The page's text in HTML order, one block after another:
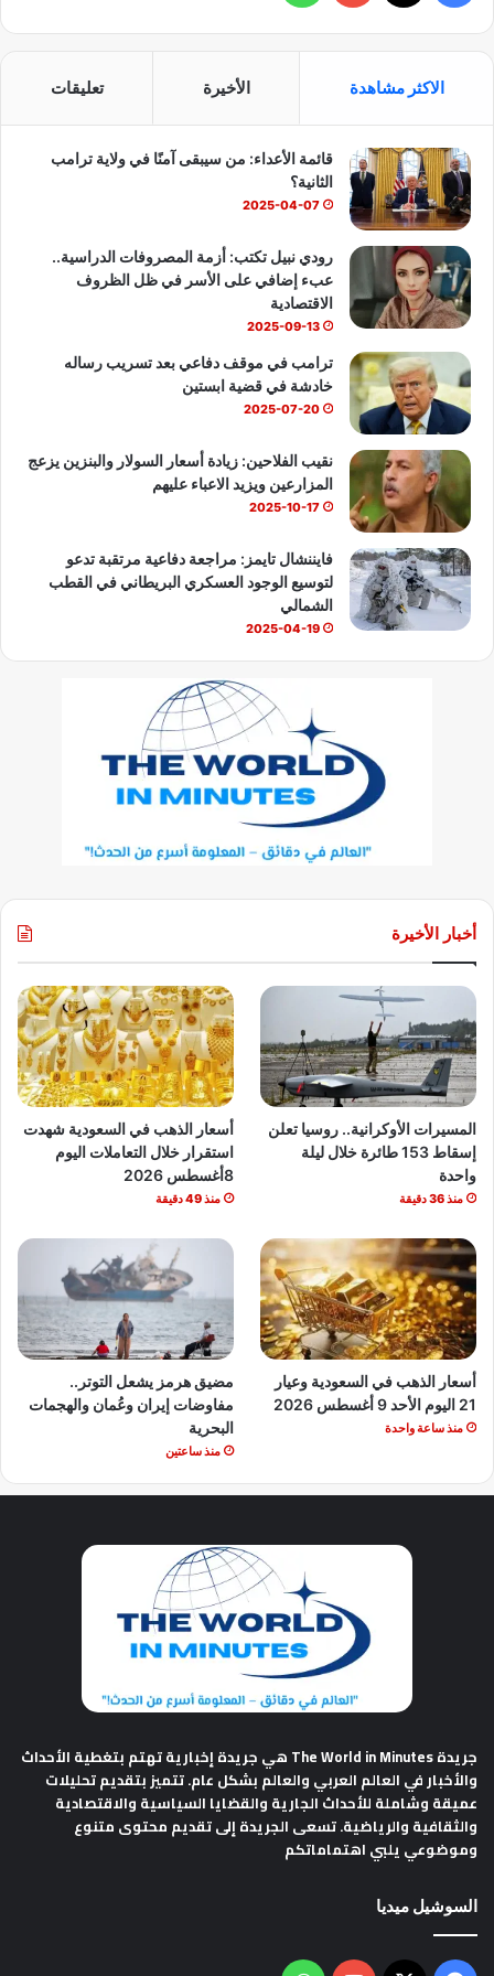
ي
و
ك
X
Y
T
u
e
ا
ا
ب
الاكثر مشاهدة الأخيرة تعليقات
قائمة الأعداء: من سيبقى آمنًا في ولاية ترامب
الثانية؟
2025-04-07
رودي نبيل تكتب: أزمة المصروفات الدراسية..
عبء إضافي على الأسر في ظل الظروف
الاقتصادية
2025-09-13
ترامب في موقف دفاعي بعد تسريب رساله
خادشة في قضية ابستين
2025-07-20
نقيب الفلاحين: زيادة أسعار السولار والبنزين يزعج
المزارعين ويزيد الاعباء عليهم
2025-10-17
فايننشال تايمز: مراجعة دفاعية مرتقبة تدعو
لتوسيع الوجود العسكري البريطاني في القطب
الشمالي
2025-04-19
أخبار الأخيرة
المسيرات الأوكرانية.. روسيا تعلن
إسقاط 153 طائرة خلال ليلة
واحدة
منذ 36 دقيقة
أسعار الذهب في السعودية شهدت
استقرار خلال التعاملات اليوم
8أغسطس 2026
منذ 49 دقيقة
أسعار الذهب في السعودية وعيار
21 اليوم الأحد 9 أغسطس 2026
منذ ساعة واحدة
مضيق هرمز يشعل التوتر..
مفاوضات إيران وعُمان والهجمات
البحرية
منذ ساعتين
جريدة The World in Minutes
هي جريدة إخبارية تهتم بتغطية الأحداث
والأخبار في العالم العربي والعالم بشكل عام. تتميز بتقديم تحليلات
عميقة وشاملة للأحداث الجارية والقضايا السياسية والاقتصادية
والثقافية والرياضية. تسعى الجريدة إلى تقديم محتوى متنوع
وموضوعي يلبي اهتماماتكم
السوشيل ميديا